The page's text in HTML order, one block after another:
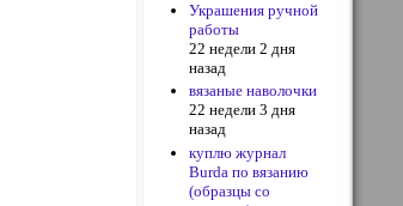
Украшения ручной
работы
22 недели 2 дня
назад
вязаные наволочки
22 недели 3 дня
назад
куплю журнал
Burda по вязанию
(образцы со